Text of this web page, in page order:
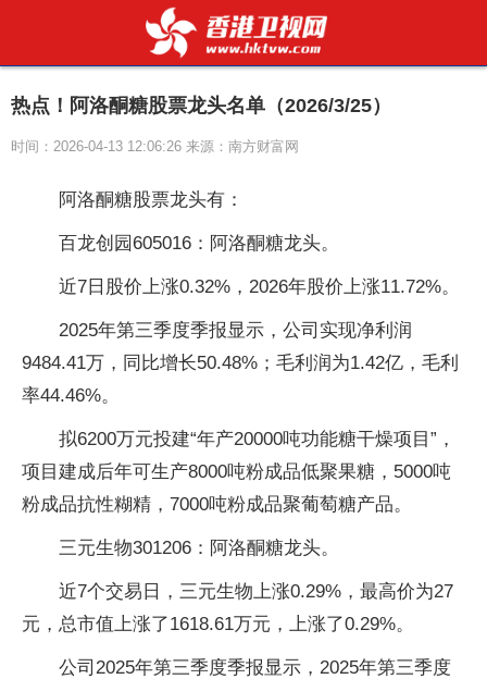
热点！阿洛酮糖股票龙头名单（2026/3/25）
时间：2026-04-13 12:06:26 来源：南方财富网
阿洛酮糖股票龙头有：
百龙创园605016：阿洛酮糖龙头。
近7日股价上涨0.32%，2026年股价上涨11.72%。
2025年第三季度季报显示，公司实现净利润
9484.41万，同比增长50.48%；毛利润为1.42亿，毛利
率44.46%。
拟6200万元投建“年产20000吨功能糖干燥项目”，
项目建成后年可生产8000吨粉成品低聚果糖，5000吨
粉成品抗性糊精，7000吨粉成品聚葡萄糖产品。
三元生物301206：阿洛酮糖龙头。
近7个交易日，三元生物上涨0.29%，最高价为27
元，总市值上涨了1618.61万元，上涨了0.29%。
公司2025年第三季度季报显示，2025年第三季度